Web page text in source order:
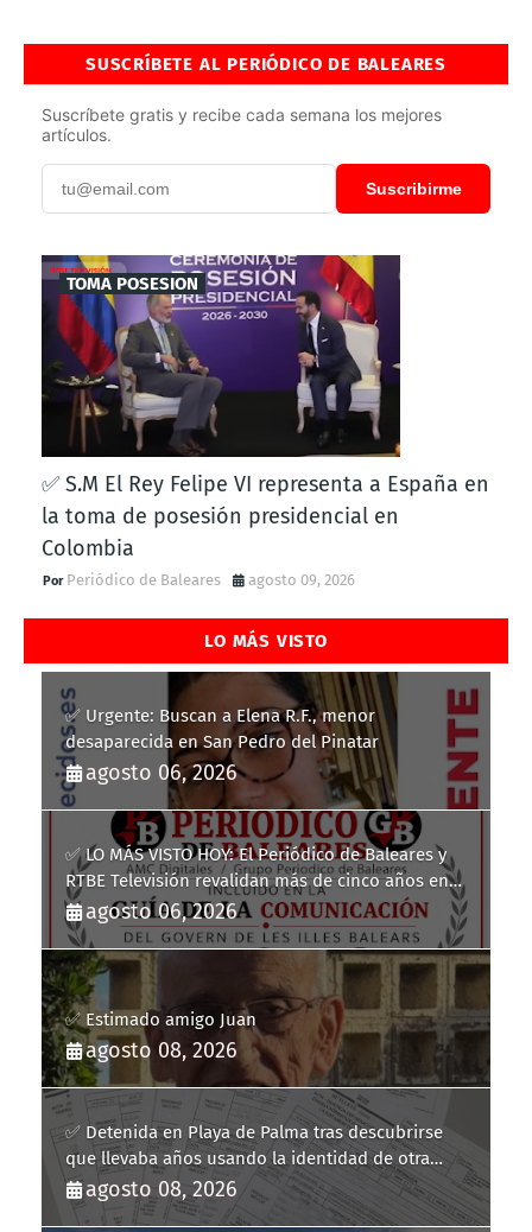
SUSCRÍBETE AL PERIÓDICO DE BALEARES
Suscríbete gratis y recibe cada semana los mejores
artículos.
Suscribirme
TOMA POSESION
✅ S.M El Rey Felipe VI representa a España en
la toma de posesión presidencial en
Colombia
Periódico de Baleares agosto 09, 2026
LO MÁS VISTO
✅ Urgente: Buscan a Elena R.F., menor
desaparecida en San Pedro del Pinatar
agosto 06, 2026
✅ LO MÁS VISTO HOY: El Periódico de Baleares y
RTBE Televisión revalidan más de cinco años en
la Guía de la Comunicación del Govern de les Illes
Balears
agosto 06, 2026
✅ Estimado amigo Juan
agosto 08, 2026
✅ Detenida en Playa de Palma tras descubrirse
que llevaba años usando la identidad de otra
persona
agosto 08, 2026